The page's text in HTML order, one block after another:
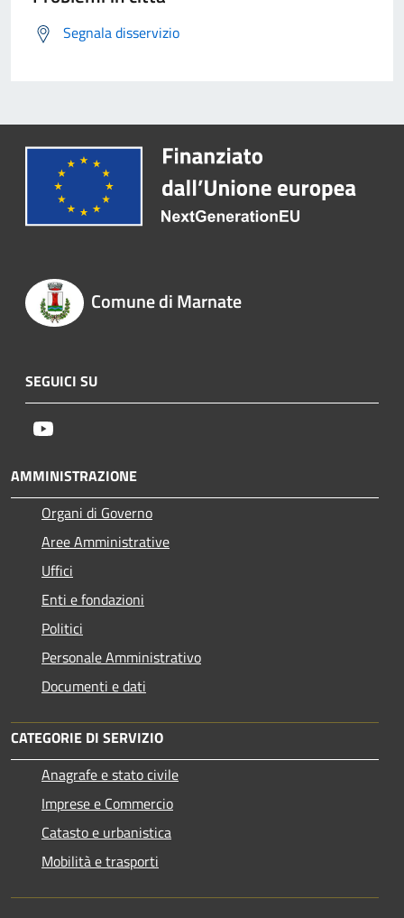
Segnala disservizio
Comune di Marnate
SEGUICI SU
AMMINISTRAZIONE
Organi di Governo
Aree Amministrative
Uffici
Enti e fondazioni
Politici
Personale Amministrativo
Documenti e dati
CATEGORIE DI SERVIZIO
Anagrafe e stato civile
Imprese e Commercio
Catasto e urbanistica
Mobilità e trasporti